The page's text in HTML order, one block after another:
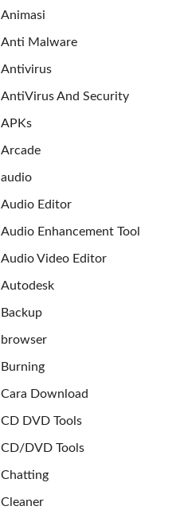
Animasi
Anti Malware
Antivirus
AntiVirus And Security
APKs
Arcade
audio
Audio Editor
Audio Enhancement Tool
Audio Video Editor
Autodesk
Backup
browser
Burning
Cara Download
CD DVD Tools
CD/DVD Tools
Chatting
Cleaner